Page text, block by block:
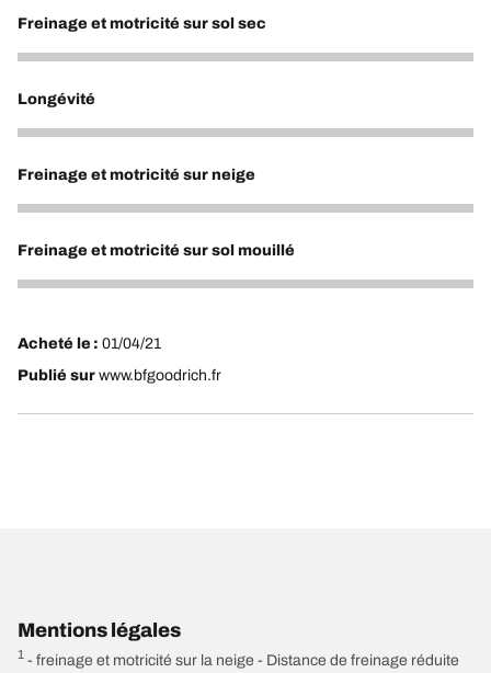
Freinage et motricité sur sol sec
5
Longévité
5
Freinage et motricité sur neige
5
Freinage et motricité sur sol mouillé
5
Acheté le : 01/04/21
Publié sur www.bfgoodrich.fr
Mentions légales
1 - freinage et motricité sur la neige - Distance de freinage réduite